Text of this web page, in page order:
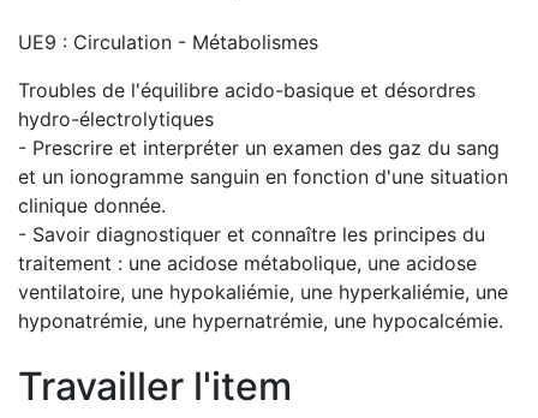
UE9 : Circulation - Métabolismes
Troubles de l'équilibre acido-basique et désordres
hydro-électrolytiques
- Prescrire et interpréter un examen des gaz du sang
et un ionogramme sanguin en fonction d'une situation
clinique donnée.
- Savoir diagnostiquer et connaître les principes du
traitement : une acidose métabolique, une acidose
ventilatoire, une hypokaliémie, une hyperkaliémie, une
hyponatrémie, une hypernatrémie, une hypocalcémie.
Travailler l'item